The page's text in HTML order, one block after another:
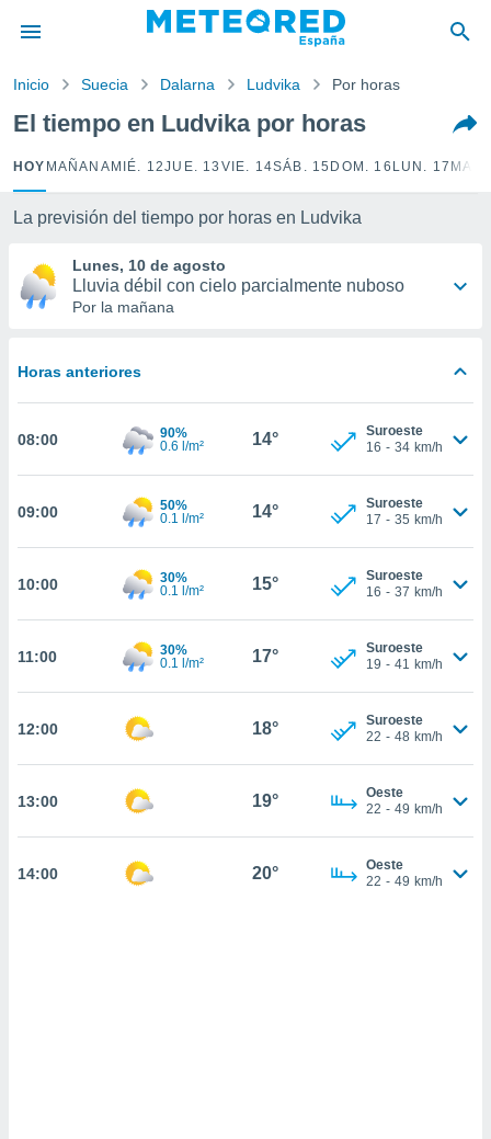
por
para
que se
calidad.
a este
y
digital
permite
seguir
coste.
a la
todas
nuestros
nos
análisis
perfil
CONFIGURACIÓN
Inicio Suecia Dalarna Ludvika Por horas
El tiempo en Ludvika por horas
HOY MAÑANA MIÉ. 12JUE. 13 VIE. 14SÁB. 15 DOM. 16 LUN. 17
La previsión del tiempo por horas en Ludvika
Lunes, 10 de agosto
Lluvia débil con cielo parcialmente nuboso
Por la mañana
Horas anteriores
08:00
90%
0.6 l/m²
14°
Suroeste
16 - 34 km/h
09:00
50%
0.1 l/m²
14°
Suroeste
17 - 35 km/h
10:00
30%
0.1 l/m²
15°
Suroeste
16 - 37 km/h
11:00
30%
0.1 l/m²
17°
Suroeste
19 - 41 km/h
12:00 18°
Suroeste
22 - 48 km/h
13:00 19°
Oeste
22 - 49 km/h
14:00 20°
Oeste
22 - 49 km/h